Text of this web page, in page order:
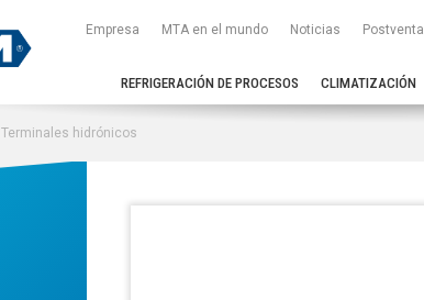
REFRIGERACIÓN DE PROCESOS CLIMATIZACIÓN
Empresa MTA en el mundo Noticias Postventa
Terminales hidrónicos